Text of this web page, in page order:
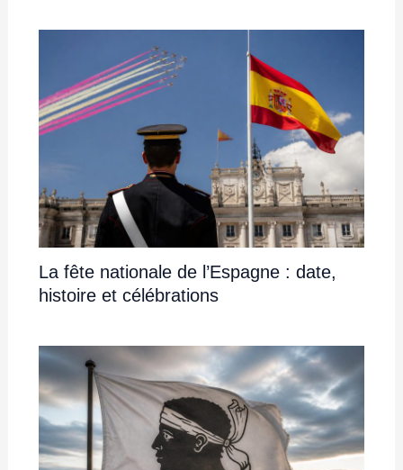
La fête nationale de l’Espagne : date,
histoire et célébrations